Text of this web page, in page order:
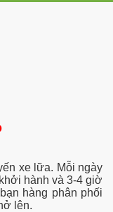
xe lữa. Mỗi ngày
hành và 3-4 giờ
hàng phân phối
lên.